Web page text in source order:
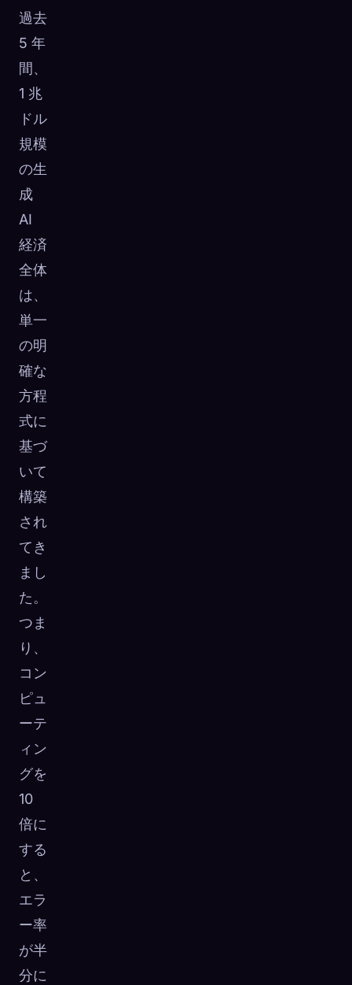
過去
5 年
間、
1 兆
ドル
規模
の生
成
AI
経済
全体
は、
単一
の明
確な
方程
式に
基づ
いて
構築
され
てき
まし
た。
つま
り、
コン
ピュ
ーテ
ィン
グを
10
倍に
する
と、
エラ
ー率
が半
分に